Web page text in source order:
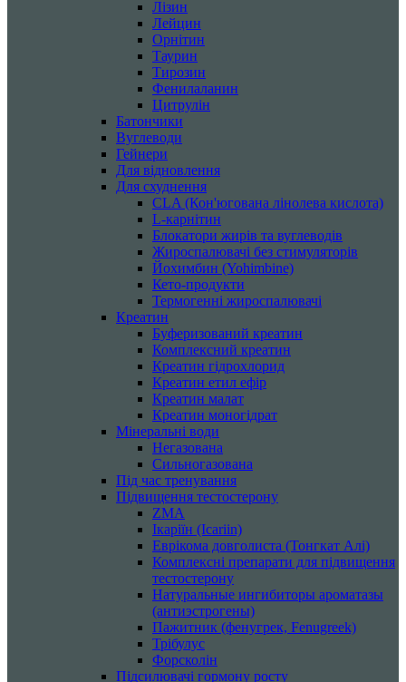
Лізин
Лейцин
Орнітин
Таурин
Тирозин
Фенилаланин
Цитрулін
Батончики
Вуглеводи
Гейнери
Для відновлення
Для схуднення
CLA (Кон'югована лінолева кислота)
L-карнітин
Блокатори жирів та вуглеводів
Жироспалювачі без стимуляторів
Йохимбин (Yohimbine)
Кето-продукти
Термогенні жироспалювачі
Креатин
Буферизований креатин
Комплексний креатин
Креатин гідрохлорид
Креатин етил ефір
Креатин малат
Креатин моногідрат
Мінеральні води
Негазована
Сильногазована
Під час тренування
Підвищення тестостерону
ZMA
Ікаріїн (Icariin)
Еврікома довголиста (Тонгкат Алі)
Комплексні препарати для підвищення
тестостерону
Натуральные ингибиторы ароматазы
(антиэстрогены)
Пажитник (фенугрек, Fenugreek)
Трібулус
Форсколін
Підсилювачі гормону росту